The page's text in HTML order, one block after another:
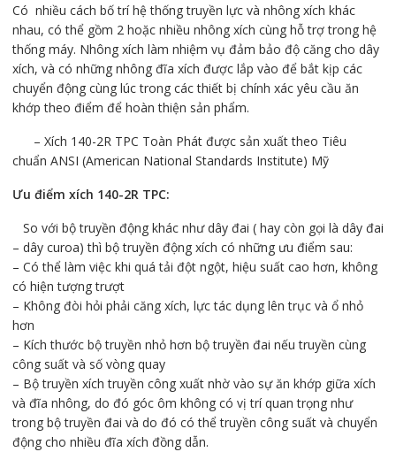
Có nhiều cách bố trí hệ thống truyền lực và nhông xích khác
nhau, có thể gồm 2 hoặc nhiều nhông xích cùng hỗ trợ trong hệ
thống máy. Nhông xích làm nhiệm vụ đảm bảo độ căng cho dây
xích, và có những nhông đĩa xích được lắp vào để bắt kịp các
chuyển động cùng lúc trong các thiết bị chính xác yêu cầu ăn
khớp theo điểm để hoàn thiện sản phẩm.
– Xích 140-2R TPC Toàn Phát được sản xuất theo Tiêu
chuẩn ANSI (American National Standards Institute) Mỹ
Ưu điểm xích 140-2R TPC:
So với bộ truyền động khác như dây đai ( hay còn gọi là dây đai
– dây curoa) thì bộ truyền động xích có những ưu điểm sau:
– Có thể làm việc khi quá tải đột ngột, hiệu suất cao hơn, không
có hiện tượng trượt
– Không đòi hỏi phải căng xích, lực tác dụng lên trục và ổ nhỏ
hơn
– Kích thước bộ truyền nhỏ hơn bộ truyền đai nếu truyền cùng
công suất và số vòng quay
– Bộ truyền xích truyền công xuất nhờ vào sự ăn khớp giữa xích
và đĩa nhông, do đó góc ôm không có vị trí quan trọng như
trong bộ truyền đai và do đó có thể truyền công suất và chuyển
động cho nhiều đĩa xích đồng dẫn.